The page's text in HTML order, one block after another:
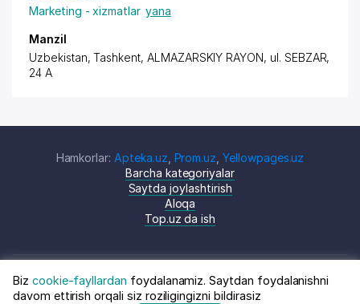
Marketing - xizmatlar yana
Manzil
Uzbekistan, Tashkent, ALMAZARSKIY RAYON, ul. SEBZAR,
24 A
Hamkorlar: Apteka.uz Prom.uz ,Yellowpages.uz
Barcha kategoriyalar
Saytda joylashtirish
Aloqa
Top.uz da ish
© Top.uz, 2024 O'zbekiston kompaniyalari
Shartnoma
Biz cookie-fayllardan foydalanamiz. Saytdan foydalanishni
davom ettirish orqali siz roziligingizni bildirasiz